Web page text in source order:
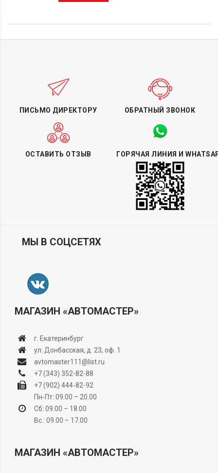
ПИСЬМО ДИРЕКТОРУ ОБРАТНЫЙ ЗВОНОК
ОСТАВИТЬ ОТЗЫВ ГОРЯЧАЯ ЛИНИЯ И
МЫ В СОЦСЕТЯХ
МАГАЗИН «АВТОМАСТЕР»
г. Екатеринбург
ул. Донбасская, д. 23, оф. 1
avtomaster111@list.ru
+7 (343) 352-82-88
+7 (902) 444-82-92
Пн-Пт: 09.00 – 20.00
Сб: 09.00 – 18.00
Вс.: 09.00 – 17.00
МАГАЗИН «АВТОМАСТЕР»